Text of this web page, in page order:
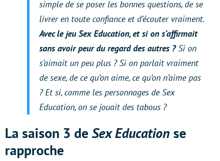
simple de se poser les bonnes questions, de se
livrer en toute confiance et d’écouter vraiment.
Avec le jeu Sex Education, et si on s’affirmait
sans avoir peur du regard des autres ?Si on
s’aimait un peu plus ? Si on parlait vraiment
de sexe, de ce qu’on aime, ce qu’on n’aime pas
? Et si, comme les personnages de Sex
Education, on se jouait des tabous ?
La saison 3 deSex Education se
rapproche